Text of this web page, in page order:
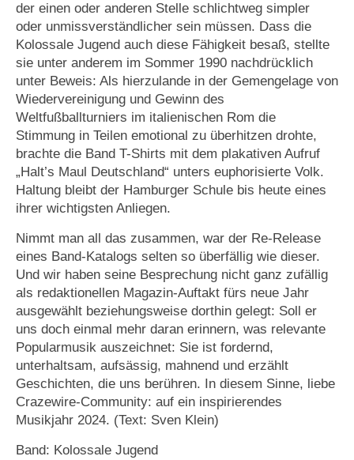
der einen oder anderen Stelle schlichtweg simpler
oder unmissverständlicher sein müssen. Dass die
Kolossale Jugend auch diese Fähigkeit besaß, stellte
sie unter anderem im Sommer 1990 nachdrücklich
unter Beweis: Als hierzulande in der Gemengelage von
Wiedervereinigung und Gewinn des
Weltfußballturniers im italienischen Rom die
Stimmung in Teilen emotional zu überhitzen drohte,
brachte die Band T-Shirts mit dem plakativen Aufruf
„Halt’s Maul Deutschland“ unters euphorisierte Volk.
Haltung bleibt der Hamburger Schule bis heute eines
ihrer wichtigsten Anliegen.
Nimmt man all das zusammen, war der Re-Release
eines Band-Katalogs selten so überfällig wie dieser.
Und wir haben seine Besprechung nicht ganz zufällig
als redaktionellen Magazin-Auftakt fürs neue Jahr
ausgewählt beziehungsweise dorthin gelegt: Soll er
uns doch einmal mehr daran erinnern, was relevante
Popularmusik auszeichnet: Sie ist fordernd,
unterhaltsam, aufsässig, mahnend und erzählt
Geschichten, die uns berühren. In diesem Sinne, liebe
Crazewire-Community: auf ein inspirierendes
Musikjahr 2024. (Text: Sven Klein)
Band: Kolossale Jugend